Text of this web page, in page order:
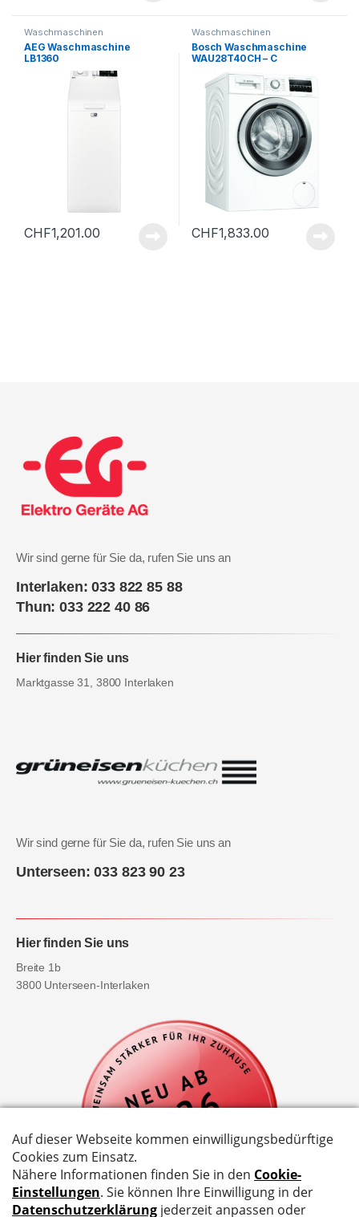
Waschmaschinen
AEG Waschmaschine
LB1360
CHF1,201.00
Waschmaschinen
Bosch Waschmaschine
WAU28T40CH – C
CHF1,833.00
Wir sind gerne für Sie da, rufen Sie uns an
Interlaken: 033 822 85 88
Thun: 033 222 40 86
Hier finden Sie uns
Marktgasse 31, 3800 Interlaken
Wir sind gerne für Sie da, rufen Sie uns an
Unterseen: 033 823 90 23
Hier finden Sie uns
Breite 1b
3800 Unterseen-Interlaken